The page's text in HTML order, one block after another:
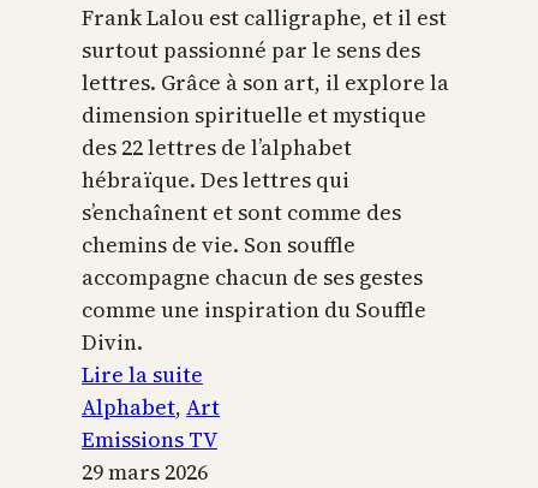
Frank Lalou est calligraphe, et il est
surtout passionné par le sens des
lettres. Grâce à son art, il explore la
dimension spirituelle et mystique
des 22 lettres de l’alphabet
hébraïque. Des lettres qui
s’enchaînent et sont comme des
chemins de vie. Son souffle
accompagne chacun de ses gestes
comme une inspiration du Souffle
Divin.
Lire la suite
L’alphabet
sacré
Alphabet, Art
Emissions TV
29 mars 2026